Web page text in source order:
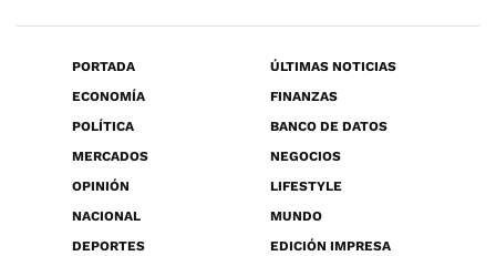
PORTADA
ÚLTIMAS NOTICIAS
ECONOMÍA
FINANZAS
POLÍTICA
BANCO DE DATOS
MERCADOS
NEGOCIOS
OPINIÓN
LIFESTYLE
NACIONAL
MUNDO
DEPORTES
EDICIÓN IMPRESA